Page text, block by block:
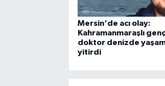
Mersin'de acı olay:
Kahramanmaraşlı genç
doktor denizde
yitirdi